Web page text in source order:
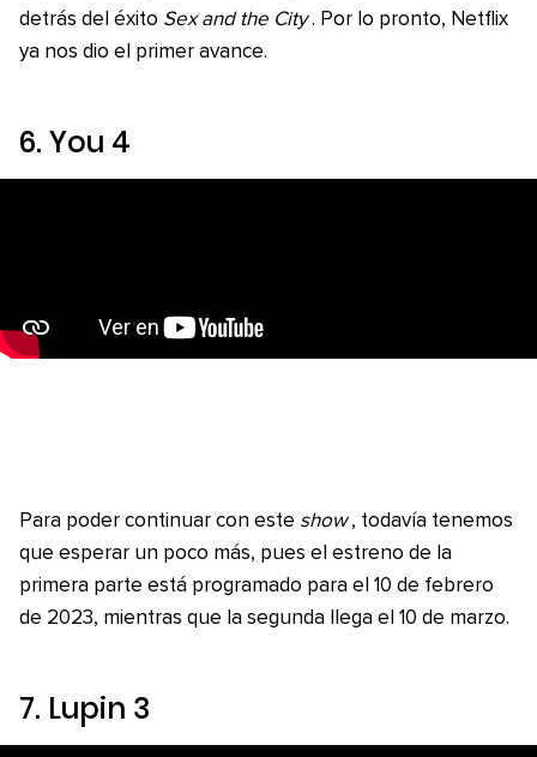
detrás del éxito Sex and the City . Por lo pronto, Netflix
ya nos dio el primer avance.
6. You 4
Para poder continuar con este show , todavía tenemos
que esperar un poco más, pues el estreno de la
primera parte está programado para el 10 de febrero
de 2023, mientras que la segunda llega el 10 de marzo.
7. Lupin 3